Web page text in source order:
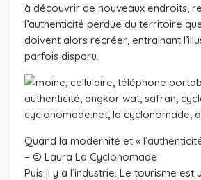
à découvrir de nouveaux endroits,
l’authenticité perdue du territoire
doivent alors recréer, entrainant
parfois disparu.
Quand la modernité et «
– © Laura La Cyclonomade
Puis il y a l’industrie. Le tourisme est